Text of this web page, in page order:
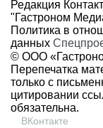
Редакция
"Гастроном
Политика в
данных
© ООО
Перепечатка
только с
цитировании
обязательна.
ВКонтакте